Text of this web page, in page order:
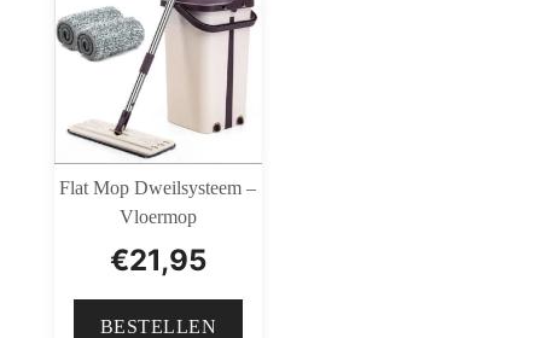
Flat Mop Dweilsysteem –
Vloermop
€21,95
BESTELLEN